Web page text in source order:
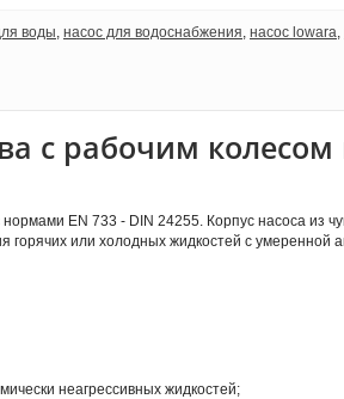
воды насос для водоснабжения насос lowara
с рабочим колесом
EN 733 - DIN 24255. Корпус насоса из
или холодных жидкостей с умеренной
неагрессивных жидкостей;